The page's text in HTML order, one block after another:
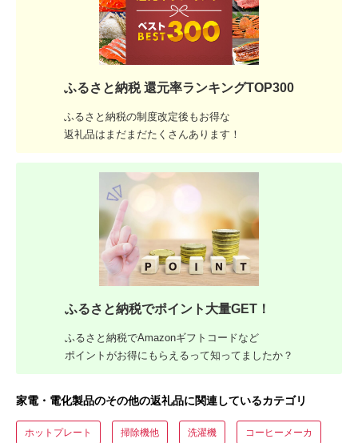
ふるさと納税 還元率ランキングTOP300
ふるさと納税の制度改定後もお得な
返礼品はまだまだたくさんあります！
ふるさと納税でポイント大量GET！
ふるさと納税でAmazonギフトコードなど
ポイントがお得にもらえるって知ってましたか？
家電・電化製品のその他の返礼品に関連しているカテゴリ
ホットプレート 掃除機他 洗濯機 コーヒーメーカ